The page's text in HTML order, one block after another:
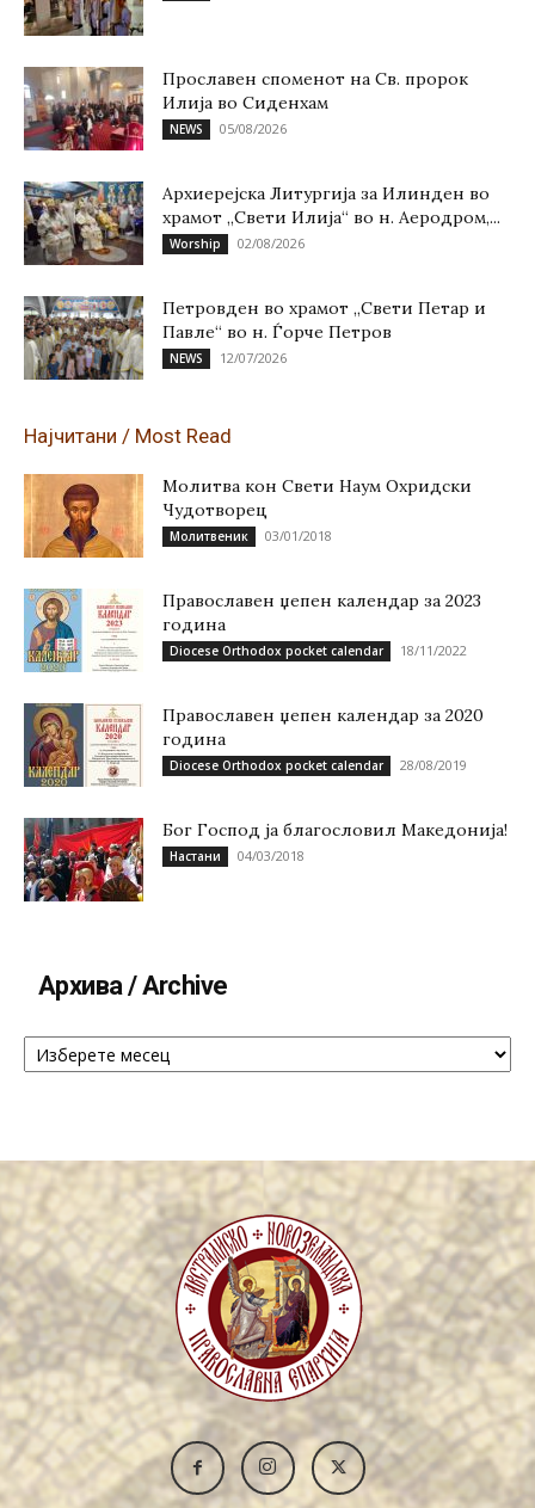
Прославен споменот на Св. пророк
Илија во Сиденхам
NEWS 05/08/2026
Архиерејска Литургија за Илинден во
храмот „Свети Илија“ во н. Аеродром,...
Worship 02/08/2026
Петровден во храмот „Свети Петар и
Павле“ во н. Ѓорче Петров
NEWS 12/07/2026
Најчитани / Most Read
Молитва кон Свети Наум Охридски
Чудотворец
Молитвеник 03/01/2018
Православен џепен календар за 2023
година
Diocese Orthodox pocket calendar 18/11/2022
Православен џепен календар за 2020
година
Diocese Orthodox pocket calendar 28/08/2019
Бог Господ ја благословил Македонија!
Настани 04/03/2018
Архива / Archive
Архива